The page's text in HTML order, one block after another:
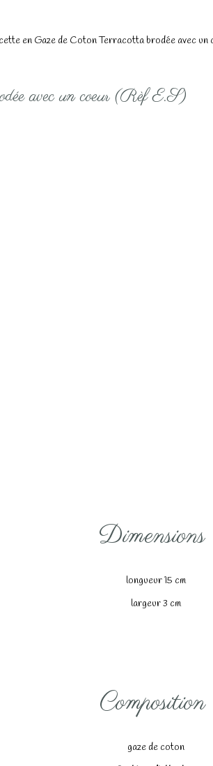
en Gaze de Coton Terracotta brodée avec un
avec un coeur (Rèf E.S)
Dimensions
longueur 15 cm
largeur 3 cm
Composition
gaze de coton